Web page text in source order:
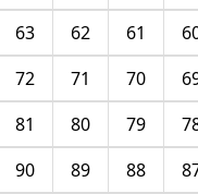
61
62
63
70
71
72
79
80
81
88
89
90